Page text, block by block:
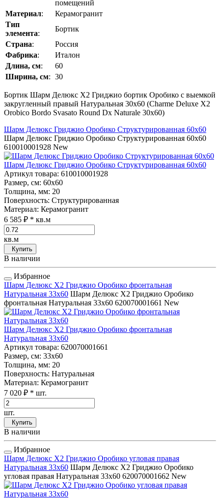
помещений
Материал:
Керамогранит
Тип
элемента:
Бортик
Страна:
Россия
Фабрика:
Италон
Длина, см:
60
Ширина, см: 30
Бортик Шарм Делюкс Х2 Гриджио бортик Оробико с выемкой
закругленный правый Натуральная 30x60 (Charme Deluxe Х2
Orobico Bordo Svasato Round Dx Naturale 30x60)
Шарм Делюкс Гриджио Оробико Структурированная 60x60
Шарм Делюкс Гриджио Оробико Структурированная 60x60
610010001928 New
Шарм Делюкс Гриджио Оробико Структурированная 60x60
Артикул товара: 610010001928
Размер, см: 60x60
Толщина, мм: 20
Поверхность: Структурированная
Материал: Керамогранит
6 585 ₽ * кв.м
кв.м
Купить
В наличии
Избранное
Шарм Делюкс Х2 Гриджио Оробико фронтальная
Натуральная 33x60 Шарм Делюкс Х2 Гриджио Оробико
фронтальная Натуральная 33x60 620070001661 New
Шарм Делюкс Х2 Гриджио Оробико фронтальная
Натуральная 33x60
Артикул товара: 620070001661
Размер, см: 33x60
Толщина, мм: 20
Поверхность: Натуральная
Материал: Керамогранит
7 020 ₽ * шт.
шт.
Купить
В наличии
Избранное
Шарм Делюкс Х2 Гриджио Оробико угловая правая
Натуральная 33x60 Шарм Делюкс Х2 Гриджио Оробико
угловая правая Натуральная 33x60 620070001662 New